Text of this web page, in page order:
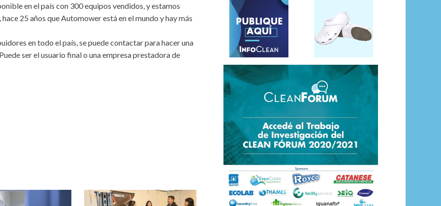
en el país con 300 equipos vendidos, y estamos
25 años que Automower está en el mundo y hay más
en todo el país, se puede contactar para hacer una
ser el usuario final o una empresa prestadora de